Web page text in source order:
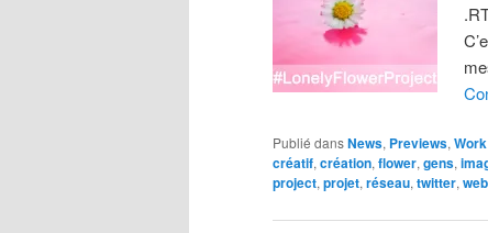
Publié dansNews, Previews,
créatif, création, flower, gens,
project, projet, réseau, twitter, web